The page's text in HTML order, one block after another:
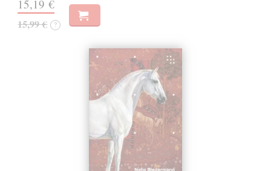
15,19 €
15,99 € ?